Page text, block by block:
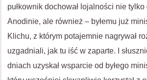
pułkownik dochował lojalności nie
Anodinie, ale również – byłemu już
Klichu, z którym potajemnie nagrywał
uzgadniali, jak tu iść w zaparte. I
dniach uzyskał wsparcie od byłego